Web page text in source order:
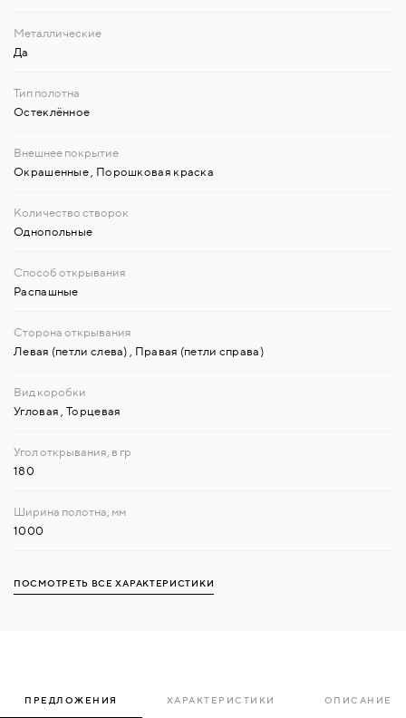
Да
Остеклённое
Окрашенные Порошковая краска
Однопольные
Распашные
Левая (петли слева) Правая (петли справа)
Угловая Торцевая
180
1000
ПОСМОТРЕТЬ ВСЕ ХАРАКТЕРИСТИКИ
ПРЕДЛОЖЕНИЯ ХАРАКТЕРИСТИКИ ОПИСАНИЕ